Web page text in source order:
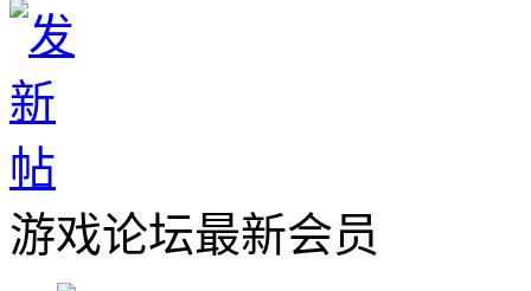
游戏论坛最新会员